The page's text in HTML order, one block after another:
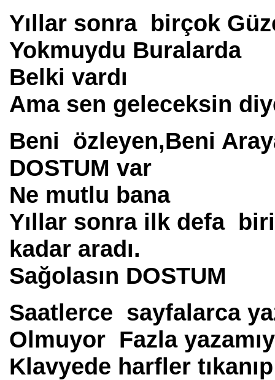
Yıllar sonra birçok
Yokmuydu Buralarda
Belki vardı
Ama sen geleceksin
Beni özleyen,Beni
DOSTUM var
Ne mutlu bana
Yıllar sonra ilk defa
kadar aradı.
Sağolasın DOSTUM
Saatlerce sayfalarca
Olmuyor Fazla
Klavyede harfler